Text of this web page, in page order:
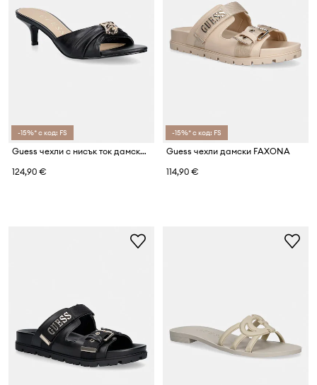
-15%* с код: FS
Guess чехли с нисък ток дамски SOMAYA
124,90 €
-15%* с код: FS
Guess чехли дамски FAXONA
114,90 €